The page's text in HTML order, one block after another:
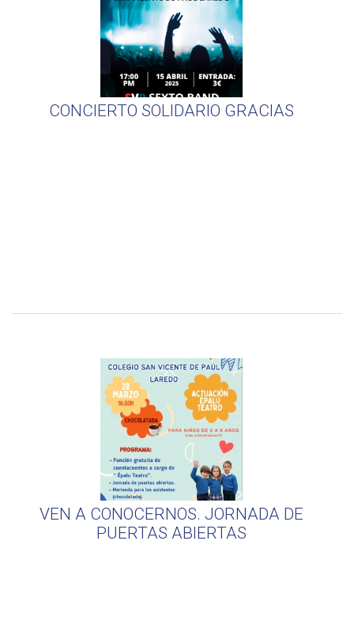
CONCIERTO SOLIDARIO GRACIAS
VEN A CONOCERNOS. JORNADA DE
PUERTAS ABIERTAS